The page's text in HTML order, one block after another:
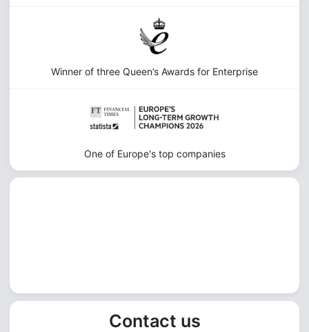
Winner of three Queen’s Awards for Enterprise
One of Europe's top companies
Contact us